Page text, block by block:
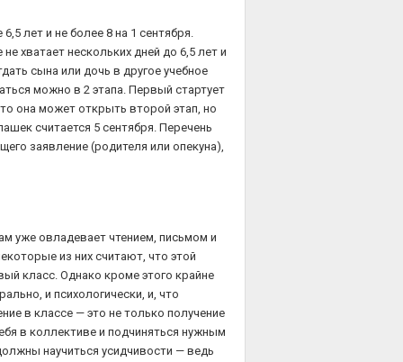
лет и не более 8 на 1 сентября.
хватает нескольких дней до 6,5 лет и
сына или дочь в другое учебное
можно в 2 этапа. Первый стартует
она может открыть второй этап, но
считается 5 сентября. Перечень
заявление (родителя или опекуна),
уже овладевает чтением, письмом и
из них считают, что этой
класс. Однако кроме этого крайне
и психологически, и, что
в классе — это не только получение
в коллективе и подчиняться нужным
научиться усидчивости — ведь